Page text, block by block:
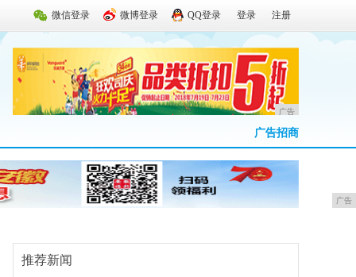
微信登录 微博登录 QQ登录 登录 注册
广告
广告招商
广告
推荐新闻